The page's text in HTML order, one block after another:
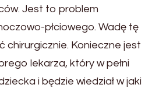
Jest to problem
płciowego. Wadę tę
chirurgicznie. Konieczne jest
lekarza, który w pełni
i będzie wiedział w jaki